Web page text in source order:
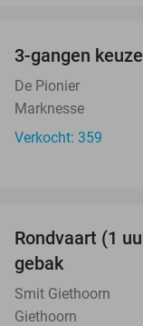
3-gangen
De Pionier
Marknesse
Verkocht: 359
Rondvaart (1
gebak
Smit Giethoorn
Giethoorn